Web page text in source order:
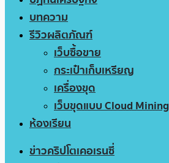
บทความ
รีวิวผลิตภัณฑ์
เว็บซื้อขาย
กระเป๋าเก็บเหรียญ
เครื่องขุด
เว็บขุดแบบ Cloud Mining
ห้องเรียน
ข่าวคริปโตเคอเรนซี่